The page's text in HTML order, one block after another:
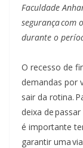
Faculdade
segurança com
durante o
O recesso de
demandas por
sair da rotina.
deixa de
é importante
garantir uma